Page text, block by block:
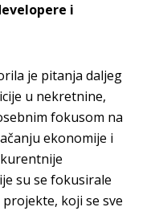
i
je pitanja daljeg
u nekretnine,
fokusom na
ekonomije i
su se fokusirale
koji se sve